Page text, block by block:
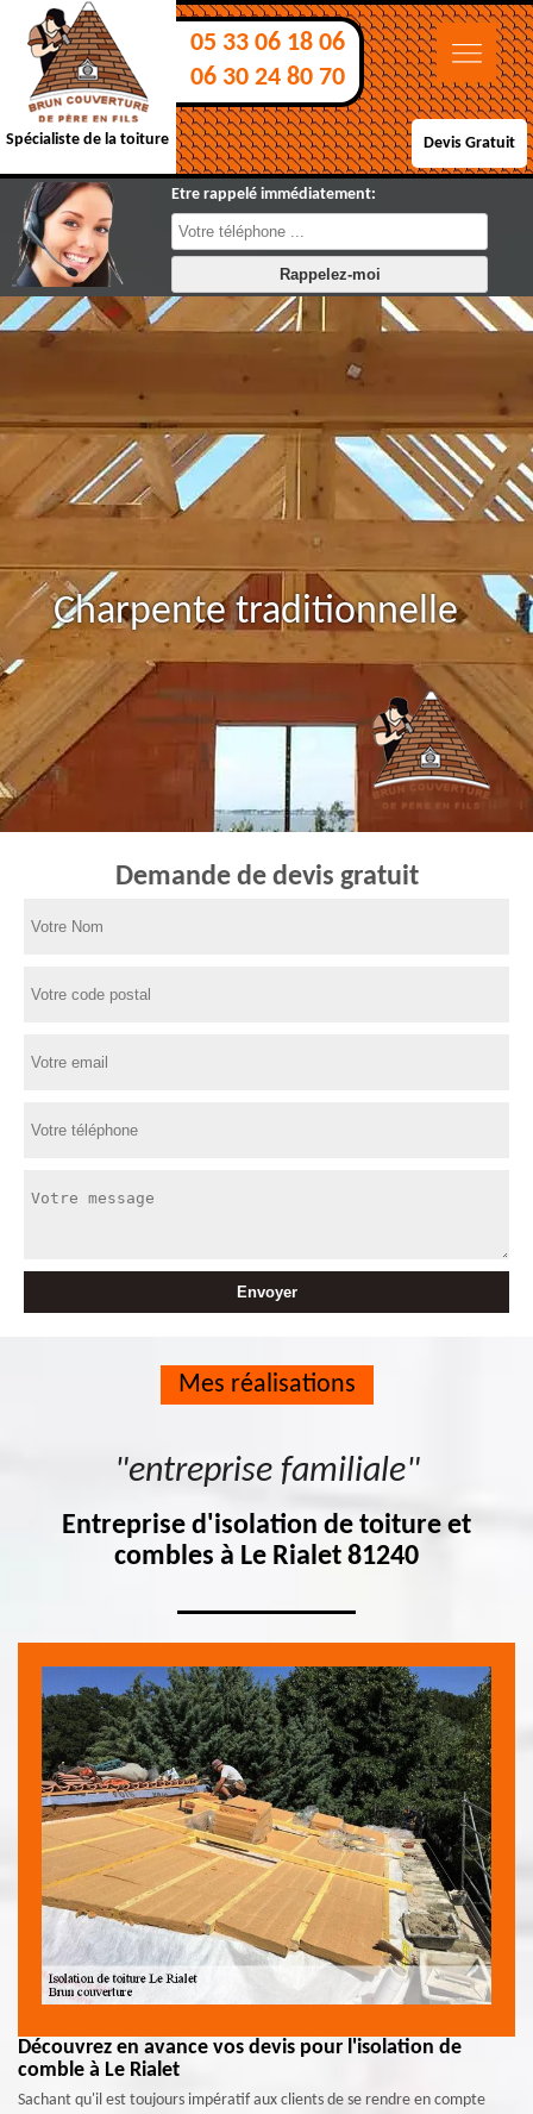
Spécialiste de la toiture
05 33 06 18 06
06 30 24 80 70
Devis Gratuit
Etre rappelé immédiatement:
Charpente traditionnelle
Demande de devis gratuit
Mes réalisations
"entreprise familiale"
Entreprise d'isolation de toiture et
combles à Le Rialet 81240
Découvrez en avance vos devis pour l'isolation de
comble à Le Rialet
Sachant qu'il est toujours impératif aux clients de se rendre en compte